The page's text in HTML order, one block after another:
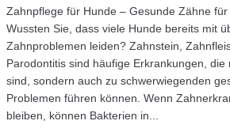
Zahnpflege für Hunde – Gesunde Zähne
Wussten Sie, dass viele Hunde bereits mit
Zahnproblemen leiden? Zahnstein,
Parodontitis sind häufige Erkrankungen,
sind, sondern auch zu schwerwiegenden
Problemen führen können. Wenn
bleiben, können Bakterien in...